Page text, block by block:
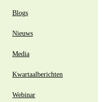
Blogs
Nieuws
Media
Kwartaalberichten
Webinar